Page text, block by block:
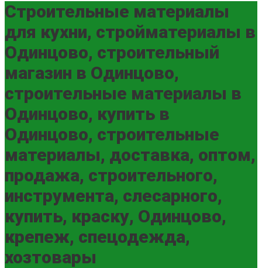
Строительные материалы
для кухни, стройматериалы в
Одинцово, строительный
магазин в Одинцово,
строительные материалы в
Одинцово, купить в
Одинцово, строительные
материалы, доставка, оптом,
продажа, строительного,
инструмента, слесарного,
купить, краску, Одинцово,
крепеж, спецодежда,
хозтовары